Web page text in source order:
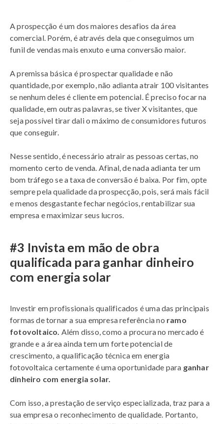
A prospecção é um dos maiores desafios da área
comercial. Porém, é através dela que conseguimos um
funil de vendas mais enxuto e uma conversão maior.
A premissa básica é prospectar qualidade e não
quantidade, por exemplo, não adianta atrair 100 visitantes
se nenhum deles é cliente em potencial. É preciso focar na
qualidade, em outras palavras, se tiver X visitantes, que
seja possível tirar dali o máximo de consumidores futuros
que conseguir.
Nesse sentido, é necessário atrair as pessoas certas, no
momento certo de venda. Afinal, de nada adianta ter um
bom tráfego se a taxa de conversão é baixa. Por fim, opte
sempre pela qualidade da prospecção, pois, será mais fácil
e menos desgastante fechar negócios, rentabilizar sua
empresa e maximizar seus lucros.
#3 Invista em mão de obra
qualificada para ganhar dinheiro
com energia solar
Investir em profissionais qualificados é uma das principais
formas de tornar a sua empresa referência no ramo
fotovoltaico. Além disso, como a procura no mercado é
grande e a área ainda tem um forte potencial de
crescimento, a qualificação técnica em energia
fotovoltaica certamente é uma oportunidade para ganhar
dinheiro com energia solar.
Com isso, a prestação de serviço especializada, traz para a
sua empresa o reconhecimento de qualidade. Portanto,